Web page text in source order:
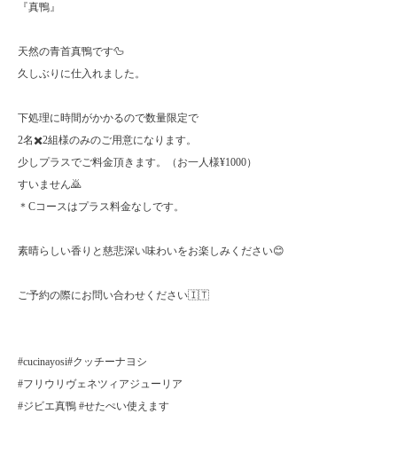
『真鴨』
天然の青首真鴨です🦆
久しぶりに仕入れました。
下処理に時間がかかるので数量限定で
2名✖️2組様のみのご用意になります。
少しプラスでご料金頂きます。（お一人様¥1000）
すいません🙇
＊Cコースはプラス料金なしです。
素晴らしい香りと慈悲深い味わいをお楽しみください😊
ご予約の際にお問い合わせください🇮🇹
#cucinayosi#クッチーナヨシ
#フリウリヴェネツィアジューリア
#ジビエ真鴨 #せたぺい使えます